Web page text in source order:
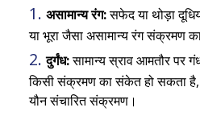
असामान्य रंग:सफेद या थोड़ा
या भूरा जैसा असामान्य रंग संक्रमण
दुर्गंध:सामान्य स्राव आमतौर पर
किसी संक्रमण का संकेत हो सकता है,
यौन संचारित संक्रमण।